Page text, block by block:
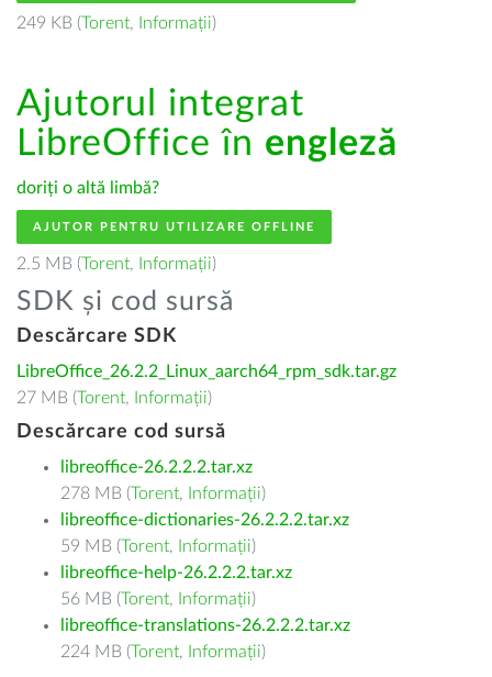
249 KB (Torent, Informații)
Ajutorul integrat
LibreOffice în engleză
doriți o altă limbă?
AJUTOR PENTRU UTILIZARE OFFLINE
2.5 MB (Torent, Informații)
SDK și cod sursă
Descărcare SDK
LibreOffice_26.2.2_Linux_aarch64_rpm_sdk.tar.gz
27 MB (Torent, Informații)
Descărcare cod sursă
libreoffice-26.2.2.2.tar.xz
278 MB (Torent, Informații)
libreoffice-dictionaries-26.2.2.2.tar.xz
59 MB (Torent, Informații)
libreoffice-help-26.2.2.2.tar.xz
56 MB (Torent, Informații)
libreoffice-translations-26.2.2.2.tar.xz
224 MB (Torent, Informații)